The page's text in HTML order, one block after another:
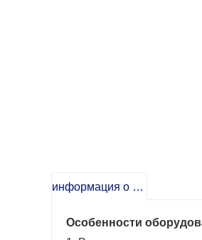
информация о продукте
Особенности